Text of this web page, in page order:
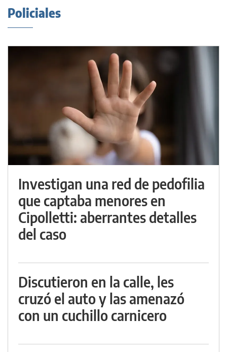
Policiales
Investigan una red de pedofilia
que captaba menores en
Cipolletti: aberrantes detalles
del caso
Discutieron en la calle, les
cruzó el auto y las amenazó
con un cuchillo carnicero